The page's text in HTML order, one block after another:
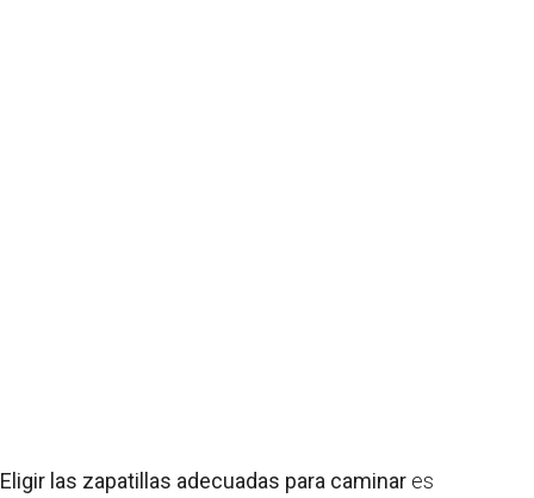
Eligir las zapatillas adecuadas para caminar es